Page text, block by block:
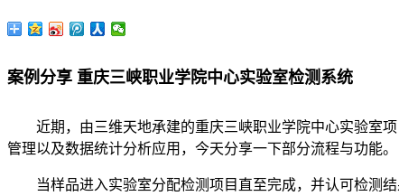
案例分享 重庆三峡职业学院中心实验室检测系统
近期，由三维天地承建的重庆三峡职业学院中心实验室项
管理以及数据统计分析应用，今天分享一下部分流程与功能。
当样品进入实验室分配检测项目直至完成，并认可检测结